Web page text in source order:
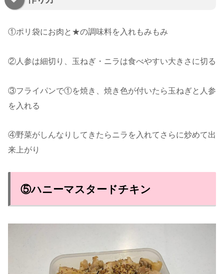
①ポリ袋にお肉と★の調味料を入れもみもみ
②人参は細切り、玉ねぎ・ニラは食べやすい大きさに切る
③フライパンで①を焼き、焼き色が付いたら玉ねぎと人参
を入れる
④野菜がしんなりしてきたらニラを入れてさらに炒めて出
来上がり
⑤ハニーマスタードチキン